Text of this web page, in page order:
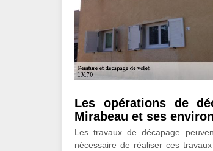
Les opérations de
Mirabeau et ses
Les travaux de décapage
nécessaire de réaliser ces